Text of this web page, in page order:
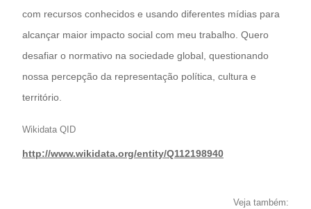
com recursos conhecidos e usando diferentes mídias para
alcançar maior impacto social com meu trabalho. Quero
desafiar o normativo na sociedade global, questionando
nossa percepção da representação política, cultura e
território.
Wikidata QID
http://www.wikidata.org/entity/Q112198940
Veja também: